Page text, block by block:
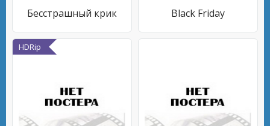
Бесстрашный крик Black Friday
HDRip